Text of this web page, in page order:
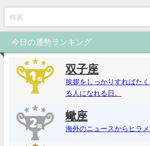
今日の運勢ランキング
双子座
挨拶をしっかりすればた
る人になれる日。
蠍座
海外のニュースからヒラメ